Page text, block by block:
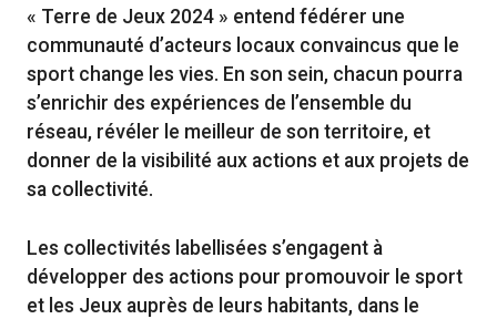
« Terre de Jeux 2024 » entend fédérer une
communauté d’acteurs locaux convaincus que le
sport change les vies. En son sein, chacun pourra
s’enrichir des expériences de l’ensemble du
réseau, révéler le meilleur de son territoire, et
donner de la visibilité aux actions et aux projets de
sa collectivité.
Les collectivités labellisées s’engagent à
développer des actions pour promouvoir le sport
et les Jeux auprès de leurs habitants, dans le